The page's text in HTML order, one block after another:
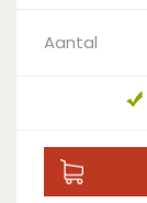
Aantal